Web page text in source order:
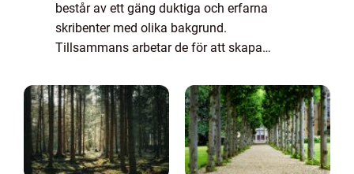
består av ett gäng duktiga och erfarna
skribenter med olika bakgrund.
Tillsammans arbetar de för att skapa
utmanande det är att läsa och genomgå en
massa olika ...